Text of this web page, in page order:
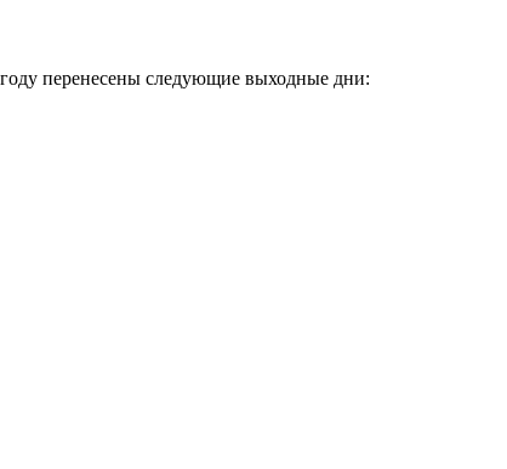
перенесены следующие выходные дни: